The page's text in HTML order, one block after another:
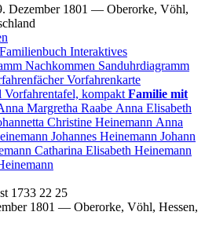
Dezember 1801 — Oberorke, Vöhl,
Familienbuch Interaktives
Nachkommen Sanduhrdiagramm
Vorfahrenkarte
Vorfahrentafel, kompakt Familie mit
Margretha Raabe Anna Elisabeth
Christine Heinemann Anna
Johannes Heinemann Johann
Catharina Elisabeth Heinemann
1733 22 25
1801 — Oberorke, Vöhl, Hessen,